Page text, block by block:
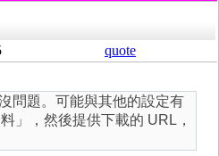
quote
問題。可能與其他的設定有
」，然後提供下載的 URL，